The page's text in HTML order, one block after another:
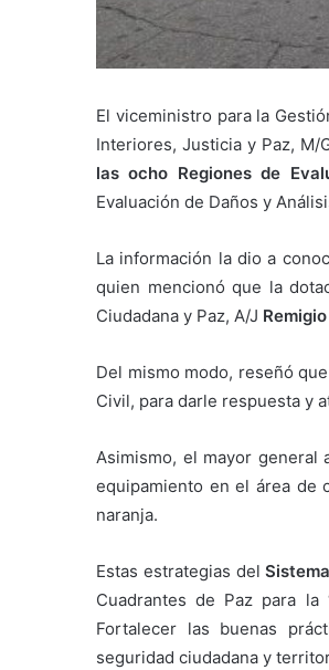
El viceministro para la
Interiores, Justicia y Paz, M/
las ocho Regiones de
Evaluación de Daños y
La información la dio a
quien mencionó que la
Ciudadana y Paz, A/J
Del mismo modo, reseñó
Civil, para darle respuesta y
Asimismo, el mayor
equipamiento en el área de
naranja.
Estas estrategias del
Cuadrantes de Paz para
Fortalecer las buenas
seguridad ciudadana y